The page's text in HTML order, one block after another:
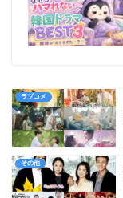
ラブコメ
その他